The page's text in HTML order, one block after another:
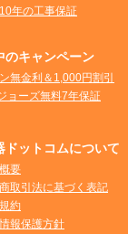
年の工事保証
のキャンペーン
無金利＆1,000円割引
ョーズ無料7年保証
ドットコムについて
要
取引法に基づく表記
約
報保護方針